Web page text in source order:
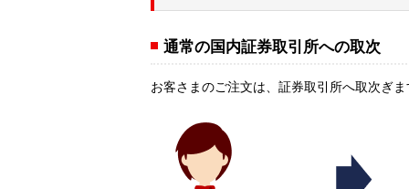
通常の国内証券取引所への取次
お客さまのご注文は、証券取引所へ取次ぎま